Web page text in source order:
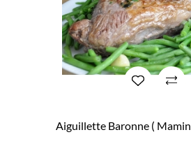
Aiguillette Baronne (